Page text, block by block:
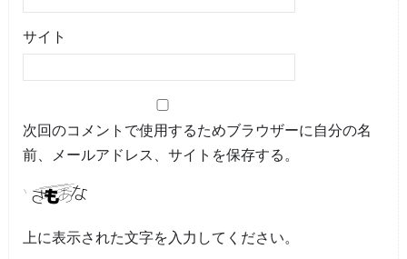
サイト
次回のコメントで使用するためブラウザーに自分の名
前、メールアドレス、サイトを保存する。
上に表示された文字を入力してください。